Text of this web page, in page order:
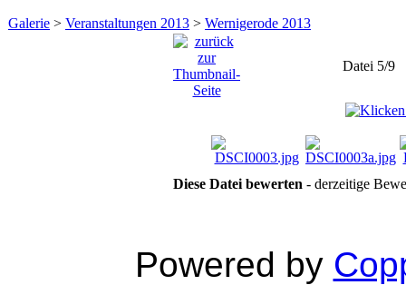
Galerie > Veranstaltungen 2013 > Wernigerode 2013
Datei 5/9
Diese Datei bewerten - derzeitige
Powered by